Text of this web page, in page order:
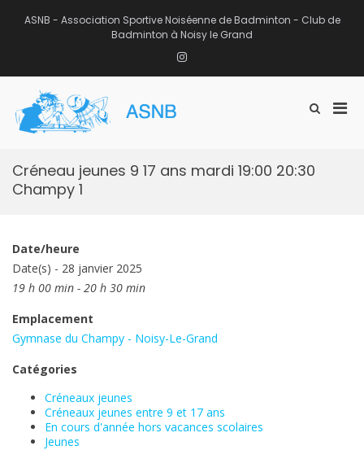
ASNB - Association Sportive Noiséenne de Badminton - Club de
Badminton à Noisy le Grand
Instagram
Afficher
recherche
Créneau jeunes 9 17 ans mardi 19:00 20:30
Champy 1
Date/heure
Date(s) - 28 janvier 2025
19 h 00 min - 20 h 30 min
Emplacement
Gymnase du Champy - Noisy-Le-Grand
Catégories
Créneaux jeunes
Créneaux jeunes entre 9 et 17 ans
En cours d'année hors vacances scolaires
Jeunes